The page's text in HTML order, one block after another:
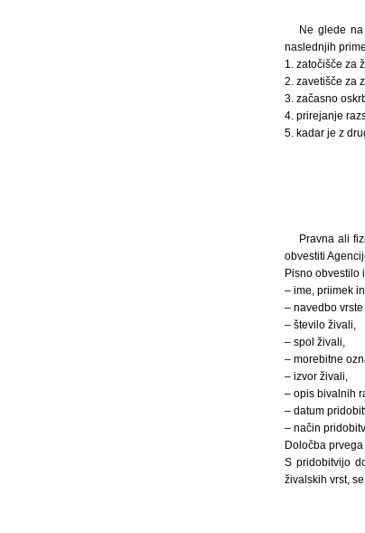
Ne glede
naslednjih
1. zatočišče za
2. zavetišče za
3. začasno
4. prirejanje
5. kadar je z
Pravna ali
obvestiti
Pisno obvestilo
– ime, priimek
– navedbo vrste
– število živali,
– spol živali,
– morebitne
– izvor živali,
– opis bivalnih
– datum
– način
Določba
S pridobitvijo
živalskih vrst,